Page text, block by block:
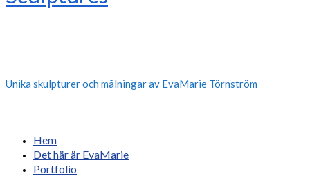
Unika skulpturer och målningar av EvaMarie Törnström
Hem
Det här är EvaMarie
Portfolio